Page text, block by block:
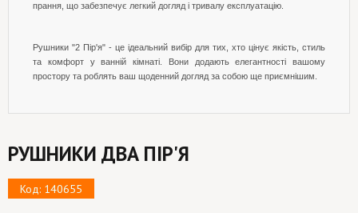
прання, що забезпечує легкий догляд і тривалу експлуатацію.
Рушники "2 Пір'я" - це ідеальний вибір для тих, хто цінує якість, стиль
та комфорт у ванній кімнаті. Вони додають елегантності вашому
простору та роблять ваш щоденний догляд за собою ще приємнішим.
РУШНИКИ ДВА ПІР'Я
Код: 140655